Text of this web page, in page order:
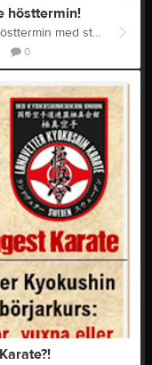
hösttermin!
Osu. Välkomna till en ny och spännande hösttermin med start måndagen den 11/8. Till alla medlemmar har idag gått ut ett mail med ett nyhetsbrev omfattande bl a hösten träningsschema. Har inte Du som medlem nåtts av nämnda mail ombedes Du kontakta föreningen via mail; info@landvetterkarate.se Varmt Välkomna Styrelsen
0